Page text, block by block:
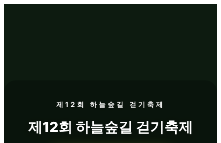
제12회 하늘숲길 걷기축제
제12회 하늘숲길 걷기축제